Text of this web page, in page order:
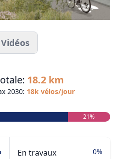
Vidéos
18.2 km
2030: 18k vélos/jour
21%
En travaux 0%